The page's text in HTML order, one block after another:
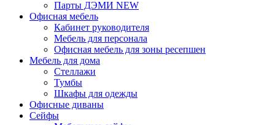
Парты ДЭМИ NEW
Офисная мебель
Кабинет руководителя
Мебель для персонала
Офисная мебель для зоны ресепшен
Мебель для дома
Стеллажи
Тумбы
Шкафы для одежды
Офисные диваны
Сейфы